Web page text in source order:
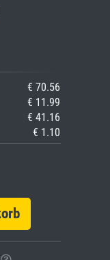
€ 70.56
€ 11.99
€ 41.16
€ 1.10